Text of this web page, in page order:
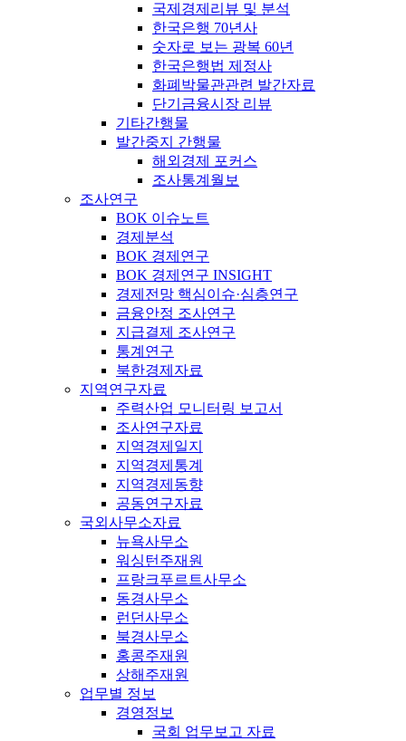
국제경제리뷰 및 분석
한국은행 70년사
숫자로 보는 광복 60년
한국은행법 제정사
화폐박물관관련 발간자료
단기금융시장 리뷰
기타간행물
발간중지 간행물
해외경제 포커스
조사통계월보
조사연구
BOK 이슈노트
경제분석
BOK 경제연구
BOK 경제연구 INSIGHT
경제전망 핵심이슈·심층연구
금융안정 조사연구
지급결제 조사연구
통계연구
북한경제자료
지역연구자료
주력산업 모니터링 보고서
조사연구자료
지역경제일지
지역경제통계
지역경제동향
공동연구자료
국외사무소자료
뉴욕사무소
워싱턴주재원
프랑크푸르트사무소
동경사무소
런던사무소
북경사무소
홍콩주재원
상해주재원
업무별 정보
경영정보
국회 업무보고 자료